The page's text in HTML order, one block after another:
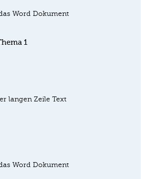
Word Dokument
1
langen Zeile Text
Word Dokument